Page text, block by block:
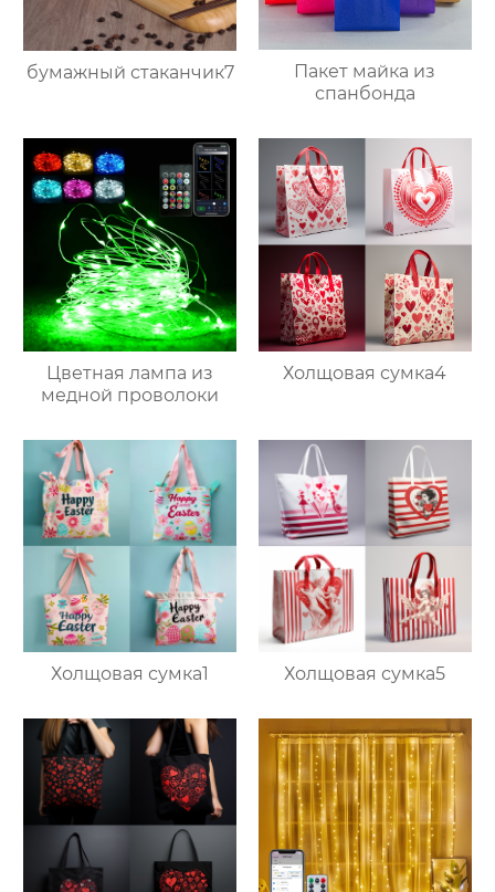
бумажный стаканчик7
Пакет майка из
спанбонда
Цветная лампа из
медной проволоки
Холщовая сумка4
Холщовая сумка1 Холщовая сумка5